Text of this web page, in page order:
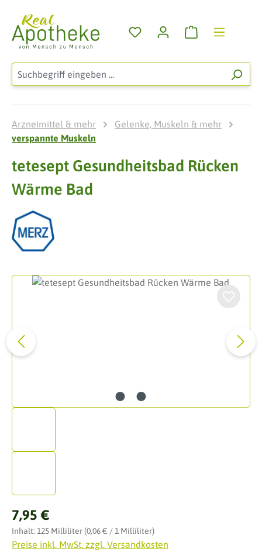
Zum Hauptinhalt springen
Warenkorb
Arzneimittel & mehr
Gelenke, Muskeln & mehr
verspannte Muskeln
tetesept Gesundheitsbad Rücken
Wärme Bad
Bildergalerie überspringen
Regulärer Preis:
7,95 €
Inhalt: 125 Milliliter(0,06 € / 1 Milliliter)
Preise inkl. MwSt. zzgl. Versandkosten